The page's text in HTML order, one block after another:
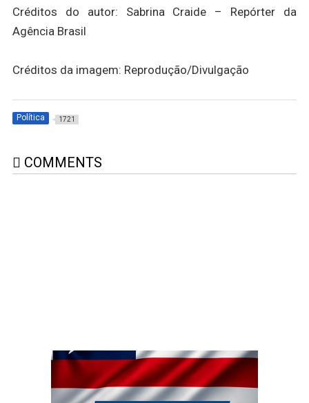
Créditos do autor: Sabrina Craide – Repórter da
Agência Brasil
Créditos da imagem: Reprodução/Divulgação
Política 1721
COMMENTS